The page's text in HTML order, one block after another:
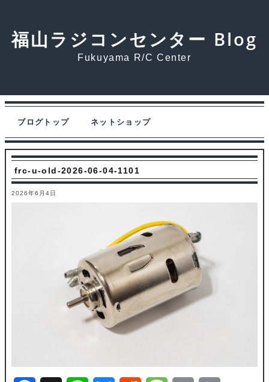
福山ラジコンセンター Blog
Fukuyama R/C Center
ブログトップ ネットショップ
frc-u-old-2026-06-04-1101
2026年6月4日